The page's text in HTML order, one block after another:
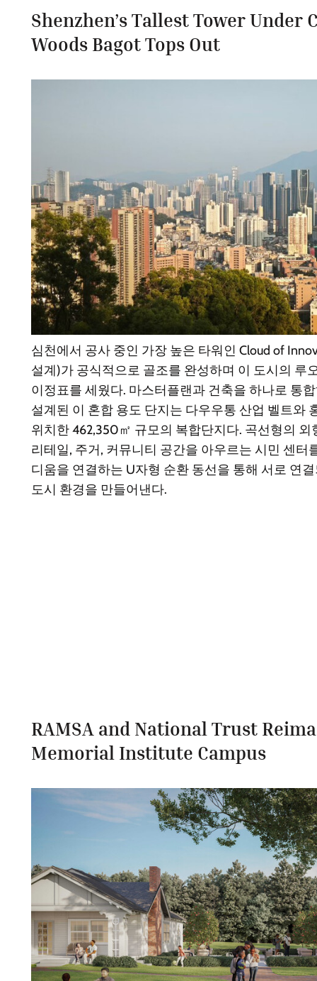
Shenzhen’s Tallest Tower Under
Woods BagotTops Out
심천에서 공사 중인 가장 높은 타워인 Cloud of
설계)가 공식적으로 골조를 완성하며 이 도시의 루
이정표를 세웠다. 마스터플랜과 건축을 하나로 통
설계된 이 혼합 용도 단지는 다우우통 산업 벨트와
위치한 462,350㎡ 규모의 복합단지다. 곡선형의
리테일, 주거, 커뮤니티 공간을 아우르는 시민 센터
디움을 연결하는 U자형 순환 동선을 통해 서로 연
도시 환경을 만들어낸다.
RAMSA and National Trust
Memorial Institute Campus